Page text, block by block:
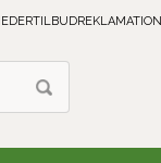
TILBUD